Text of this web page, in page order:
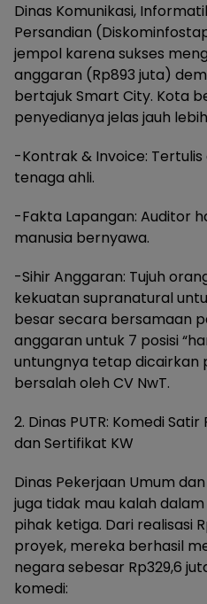
Dinas Komunikasi,
Persandian
jempol karena sukses
anggaran (Rp893 juta)
bertajuk Smart City. Kota
penyedianya jelas jauh
-Kontrak & Invoice:
tenaga ahli.
-Fakta Lapangan: Auditor
manusia bernyawa.
-Sihir Anggaran: Tujuh
kekuatan supranatural
besar secara bersamaan
anggaran untuk 7 posisi
untungnya tetap dicairkan
bersalah oleh CV NwT.
2. Dinas PUTR: Komedi
dan Sertifikat KW
Dinas Pekerjaan Umum
juga tidak mau kalah
pihak ketiga. Dari realisasi
proyek, mereka berhasil
negara sebesar Rp329,6
komedi: